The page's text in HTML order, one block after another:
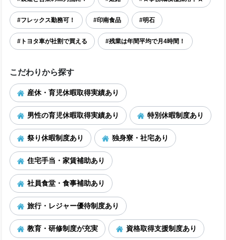
#フレックス勤務可！ #印南食品 #明石
#トヨタ車が社割で買える #残業は年間平均で月4時間！
こだわりから探す
産休・育児休暇取得実績あり
男性の育児休暇取得実績あり 特別休暇制度あり
祭り休暇制度あり 独身寮・社宅あり
住宅手当・家賃補助あり
社員食堂・食事補助あり
旅行・レジャー優待制度あり
教育・研修制度が充実 資格取得支援制度あり